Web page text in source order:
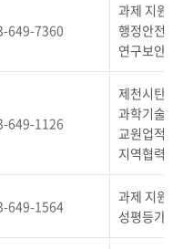
649-7360
과제 지원
행정안전부
연구보안심
649-1126
제천시탄소
과학기술정
교원업적평
지역협력센
649-1564
과제 지원
성평등가족